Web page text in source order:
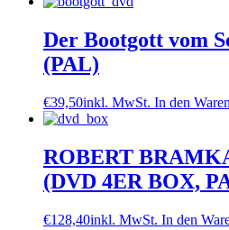
Der Bootgott vom
(PAL)
€39,50inkl. MwSt. In den
ROBERT
(DVD 4ER BOX,
€128,40inkl. MwSt. In den